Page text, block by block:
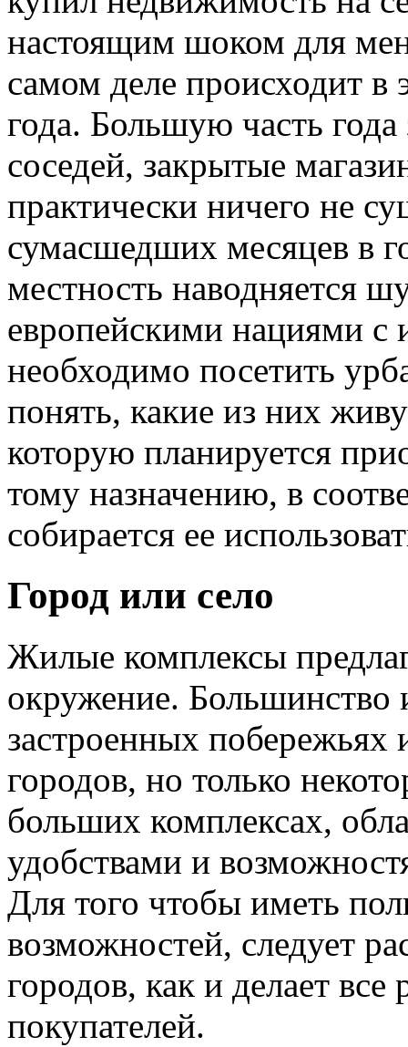
настоящим шоком для
самом деле происходит в
года. Большую часть года
соседей, закрытые
практически ничего не
сумасшедших месяцев в
местность наводняется
европейскими нациями
необходимо посетить
понять, какие из них
которую планируется
тому назначению, в
собирается ее
Город или село
Жилые комплексы
окружение. Большинство
застроенных побережьях
городов, но только
больших комплексах,
удобствами и
Для того чтобы иметь
возможностей, следует
городов, как и делает
покупателей.